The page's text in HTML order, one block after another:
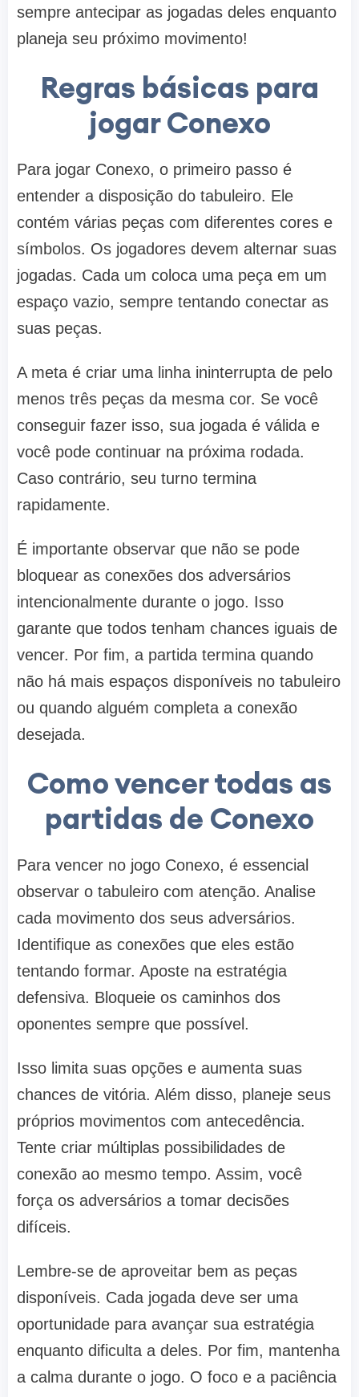
sempre antecipar as jogadas deles enquanto
planeja seu próximo movimento!
Regras básicas para
jogar Conexo
Para jogar Conexo, o primeiro passo é
entender a disposição do tabuleiro. Ele
contém várias peças com diferentes cores e
símbolos. Os jogadores devem alternar suas
jogadas. Cada um coloca uma peça em um
espaço vazio, sempre tentando conectar as
suas peças.
A meta é criar uma linha ininterrupta de pelo
menos três peças da mesma cor. Se você
conseguir fazer isso, sua jogada é válida e
você pode continuar na próxima rodada.
Caso contrário, seu turno termina
rapidamente.
É importante observar que não se pode
bloquear as conexões dos adversários
intencionalmente durante o jogo. Isso
garante que todos tenham chances iguais de
vencer. Por fim, a partida termina quando
não há mais espaços disponíveis no tabuleiro
ou quando alguém completa a conexão
desejada.
Como vencer todas as
partidas de Conexo
Para vencer no jogo Conexo, é essencial
observar o tabuleiro com atenção. Analise
cada movimento dos seus adversários.
Identifique as conexões que eles estão
tentando formar. Aposte na estratégia
defensiva. Bloqueie os caminhos dos
oponentes sempre que possível.
Isso limita suas opções e aumenta suas
chances de vitória. Além disso, planeje seus
próprios movimentos com antecedência.
Tente criar múltiplas possibilidades de
conexão ao mesmo tempo. Assim, você
força os adversários a tomar decisões
difíceis.
Lembre-se de aproveitar bem as peças
disponíveis. Cada jogada deve ser uma
oportunidade para avançar sua estratégia
enquanto dificulta a deles. Por fim, mantenha
a calma durante o jogo. O foco e a paciência